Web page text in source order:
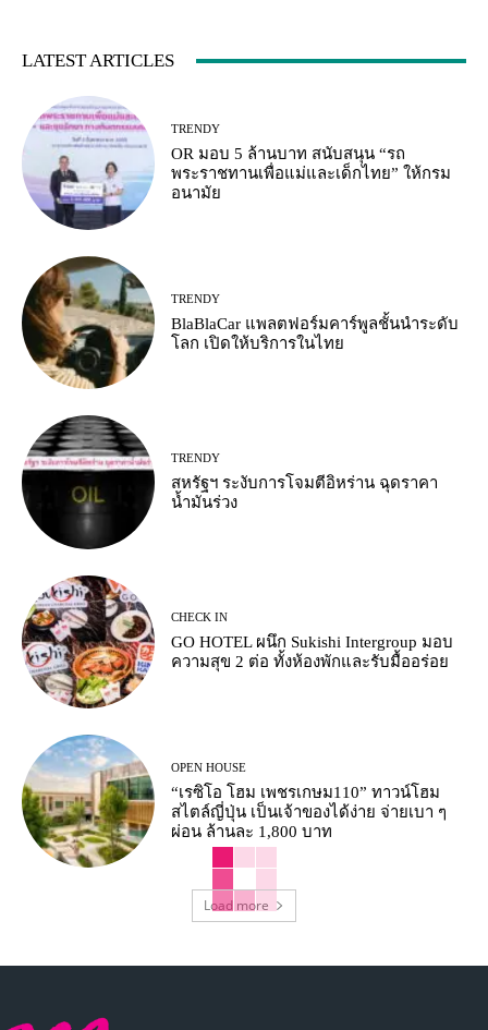
LATEST ARTICLES
TRENDY
OR มอบ 5 ล้านบาท สนับสนุน “รถ
พระราชทานเพื่อแม่และเด็กไทย” ให้กรม
อนามัย
TRENDY
BlaBlaCar แพลตฟอร์มคาร์พูลชั้นนำระดับ
โลก เปิดให้บริการในไทย
TRENDY
สหรัฐฯ ระงับการโจมตีอิหร่าน ฉุดราคา
น้ำมันร่วง
CHECK IN
GO HOTEL ผนึก Sukishi Intergroup มอบ
ความสุข 2 ต่อ ทั้งห้องพักและรับมื้ออร่อย
OPEN HOUSE
“เรซิโอ โฮม เพชรเกษม110” ทาวน์โฮม
สไตล์ญี่ปุ่น เป็นเจ้าของได้ง่าย จ่ายเบา ๆ
ผ่อน ล้านละ 1,800 บาท
Load more